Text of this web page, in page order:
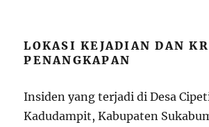
LOKASI KEJADIAN DAN
PENANGKAPAN
Insiden yang terjadi di Desa
Kadudampit, Kabupaten